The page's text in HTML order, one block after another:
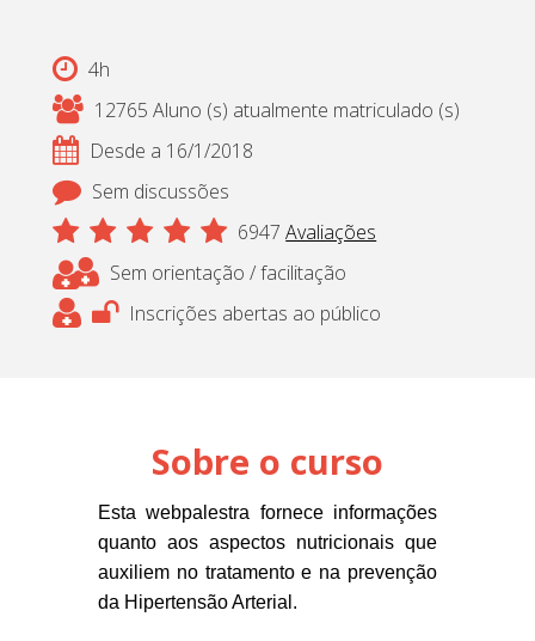
4h
12765 Aluno (s) atualmente matriculado (s)
Desde a 16/1/2018
Sem discussões
6947 Avaliações
Sem orientação / facilitação
Inscrições abertas ao público
Sobre o curso
Esta webpalestra fornece informações
quanto aos aspectos nutricionais que
auxiliem no tratamento e na prevenção
da Hipertensão Arterial.